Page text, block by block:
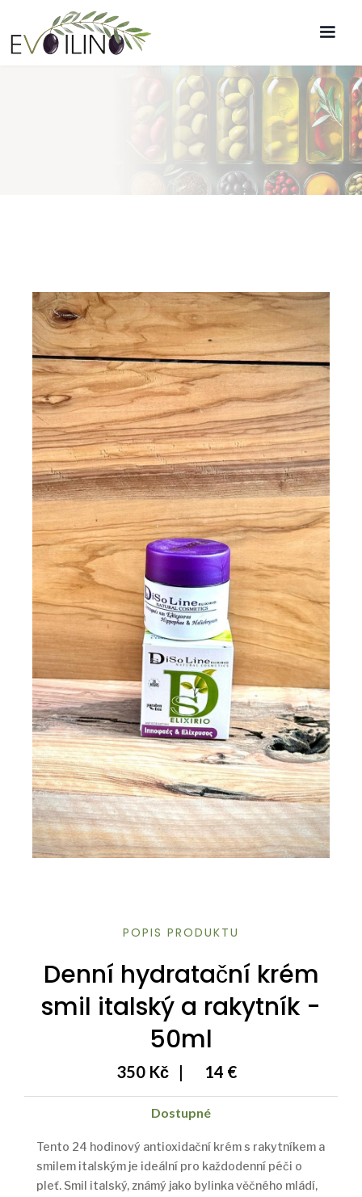
POPIS PRODUKTU
Denní hydratační krém
smil italský a rakytník -
50ml
350 Kč | 14 €
Dostupné
Tento 24 hodinový antioxidační krém s rakytníkem a
smilem italským je ideální pro každodenní péči o
pleť. Smil italský, známý jako bylinka věčného mládí,